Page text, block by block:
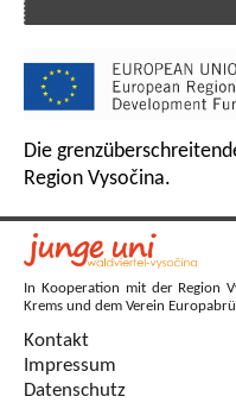
Die
Region Vysočina.
In Kooperation mit der Region
Krems und dem Verein
Kontakt
Impressum
Datenschutz